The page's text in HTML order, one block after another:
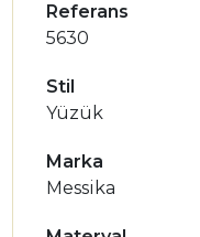
Referans
5630
Stil
Yüzük
Marka
Messika